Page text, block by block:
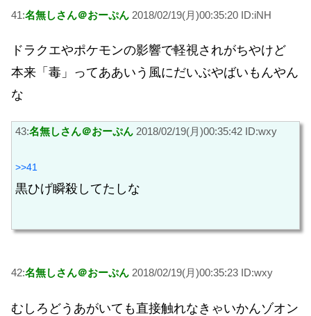
41:名無しさん＠おーぷん 2018/02/19(月)00:35:20 ID:iNH
ドラクエやポケモンの影響で軽視されがちやけど
本来「毒」ってああいう風にだいぶやばいもんやん
な
43:名無しさん＠おーぷん 2018/02/19(月)00:35:42 ID:wxy
>>41
黒ひげ瞬殺してたしな
42:名無しさん＠おーぷん 2018/02/19(月)00:35:23 ID:wxy
むしろどうあがいても直接触れなきゃいかんゾオン